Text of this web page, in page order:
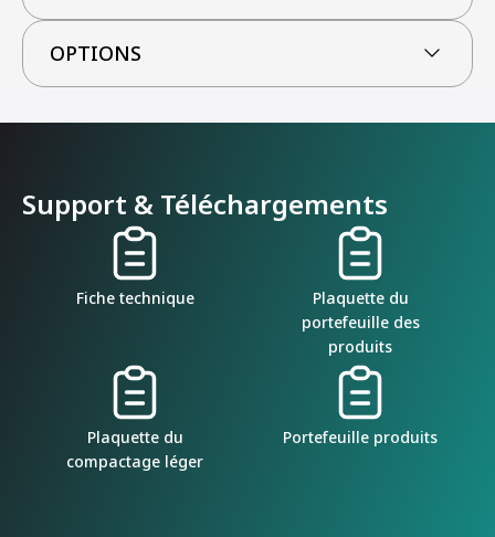
OPTIONS
Support & Téléchargements
Fiche technique
Plaquette du
portefeuille des
produits
Plaquette du
compactage léger
Portefeuille produits